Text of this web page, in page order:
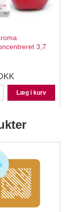
3,7
Læg i kurv